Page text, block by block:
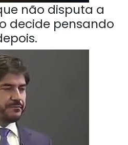
não disputa a
decide pensando